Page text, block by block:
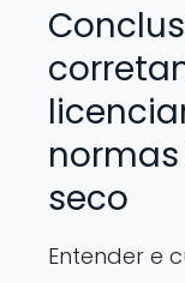
seco
Entender e